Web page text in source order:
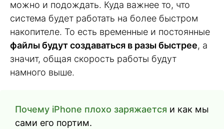
можно и подождать. Куда важнее то, что
система будет работать на более быстром
накопителе. То есть временные и постоянные
файлы будут создаваться в разы быстрее, а
значит, общая скорость работы будут
намного выше.
Почему iPhone плохо заряжается и как мы
сами его портим.